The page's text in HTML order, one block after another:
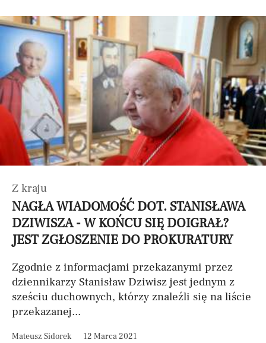
Z kraju
NAGŁA WIADOMOŚĆ DOT. STANISŁAWA
DZIWISZA - W KOŃCU SIĘ DOIGRAŁ?
JEST ZGŁOSZENIE DO PROKURATURY
Zgodnie z informacjami przekazanymi przez
dziennikarzy Stanisław Dziwisz jest jednym z
sześciu duchownych, którzy znaleźli się na liście
przekazanej...
Mateusz Sidorek 12 Marca 2021